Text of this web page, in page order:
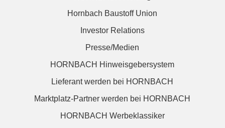
Hornbach Baustoff Union
Investor Relations
Presse/Medien
HORNBACH Hinweisgebersystem
Lieferant werden bei HORNBACH
Marktplatz-Partner werden bei HORNBACH
HORNBACH Werbeklassiker